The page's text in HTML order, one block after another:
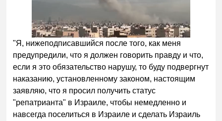
"Я, нижеподписавшийся после того, как меня
предупредили, что я должен говорить правду и что,
если я это обязательство нарушу, то буду подвергнут
наказанию, установленному законом, настоящим
заявляю, что я просил получить статус
"репатрианта" в Израиле, чтобы немедленно и
навсегда поселиться в Израиле и сделать Израиль